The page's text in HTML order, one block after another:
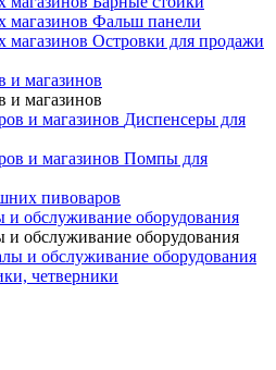
Фальш панели
Островки для продажи
и магазинов
и магазинов
Диспенсеры для
Помпы для
пивоваров
и обслуживание оборудования
и обслуживание оборудования
четверники